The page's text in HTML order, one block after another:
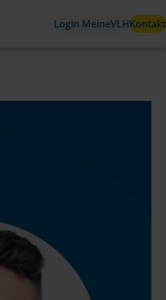
Login MeineVLHKontakt